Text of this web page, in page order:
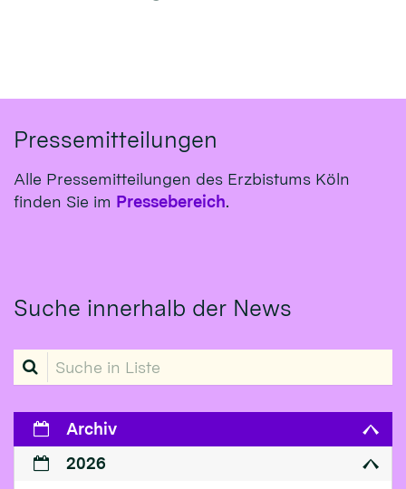
Pressemitteilungen
Alle Pressemitteilungen des Erzbistums Köln
finden Sie im Pressebereich.
Suche innerhalb der News
Suche in Liste
Archiv
2026